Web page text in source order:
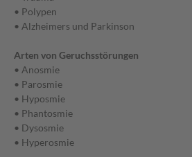
• Polypen
• Alzheimers und Parkinson
Arten von Geruchsstörungen
• Anosmie
• Parosmie
• Hyposmie
• Phantosmie
• Dysosmie
• Hyperosmie